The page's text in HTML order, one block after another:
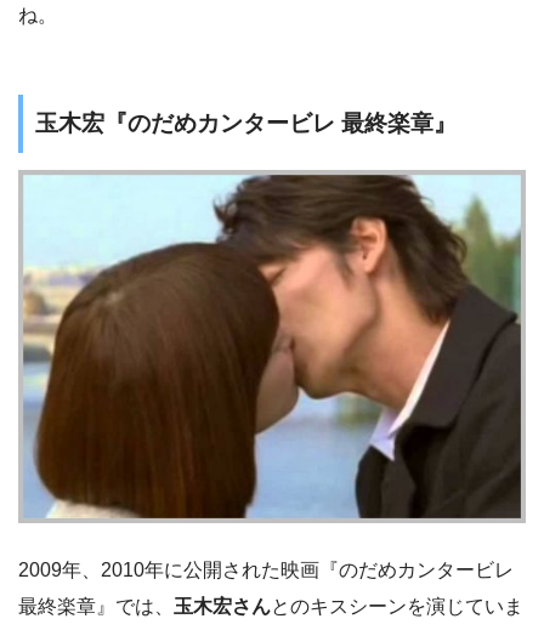
ね。
玉木宏『のだめカンタービレ 最終楽章』
2009年、2010年に公開された映画『のだめカンタービレ
最終楽章』では、 玉木宏さんとのキスシーンを演じていま